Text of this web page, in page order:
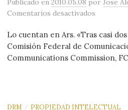
Publicadoen2010.05.08 porJose
Comentarios desactivados
Lo cuentan en Ars. «Tras casi
Comisión Federal de
Communications Commission,
DRM / PROPIEDAD INTELECTUAL